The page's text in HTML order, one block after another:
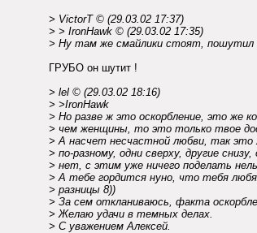
> VictorT © (29.03.02 17:37)
> > IronHawk © (29.03.02 17:35)
> Ну там же смайлики стоят, пошутил
ГРУБО он шутит !
> lel © (29.03.02 18:16)
> >IronHawk
> Но разве ж это оскорбление, это же
> чем женщины, то это только твое
> А насчет несчастной любви, так
> по-разному, одни сверху, другие
> нет, с этим уже ничего поделать
> А тебе гордится нуно, что тебя
> разницы 8))
> За сем откланиваюсь, факта
> Желаю удачи в темных делах.
> С уважением Алексей.